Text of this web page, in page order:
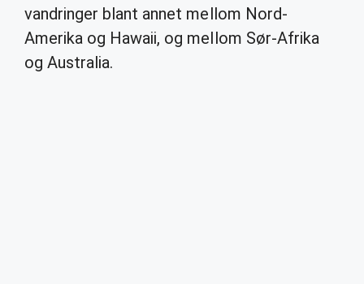
vandringer blant annet mellom Nord-
Amerika og Hawaii, og mellom Sør-Afrika
og Australia.